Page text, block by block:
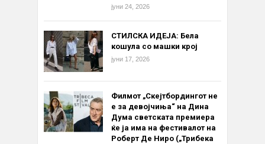
јуни 24, 2026
СТИЛСКА ИДЕЈА: Бела
кошула со машки крој
јуни 17, 2026
Филмот „Скејтбордингот не
е за девојчиња“ на Дина
Дума светската премиера
ќе ја има на фестивалот на
Роберт Де Ниро („Трибека